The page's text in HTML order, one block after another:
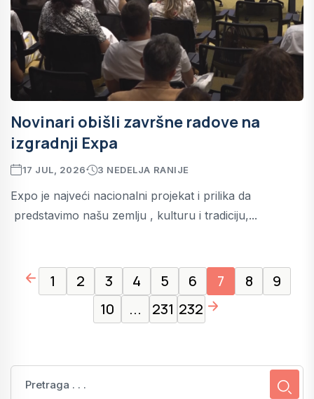
Novinari obišli završne radove na
izgradnji Expa
17 JUL, 2026 3 NEDELJA RANIJE
Expo je najveći nacionalni projekat i prilika da
predstavimo našu zemlju , kulturu i tradiciju,...
page left arrow
1 2 3 4 5 6 7 8
9
10
... 231 232